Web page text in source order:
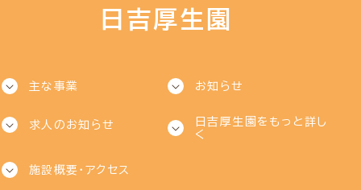
日吉厚生園
主な事業 お知らせ
求人のお知らせ
日吉厚生園をもっと詳し
く
施設概要・アクセス